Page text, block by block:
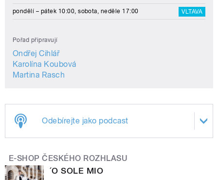
pondělí – pátek 10:00, sobota, neděle 17:00 VLTAVA
Pořad připravují
Ondřej Cihlář
Karolína Koubová
Martina Rasch
Odebírejte jako podcast
E-SHOP ČESKÉHO ROZHLASU
´O SOLE MIO